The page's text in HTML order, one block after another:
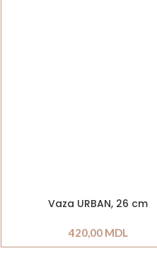
Vaza URBAN, 26 cm
420,00 MDL